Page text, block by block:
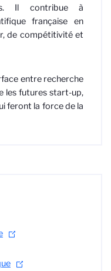
Il contribue à
française en
de compétitivité et
entre recherche
les futures start-up,
feront la force de la